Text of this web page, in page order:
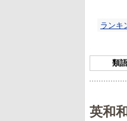
ランキ
類語
英和